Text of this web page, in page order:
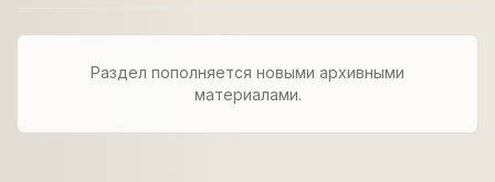
Раздел пополняется новыми архивными
материалами.